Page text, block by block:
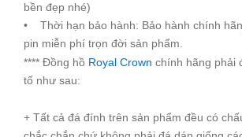
bền đẹp nhé)
• Thời hạn bảo hành: Bảo hành chính
pin miễn phí trọn đời sản phẩm.
**** Đồng hồ Royal Crown chính hãng phải
tố như sau:
+ Tất cả đá đính trên sản phẩm đều có